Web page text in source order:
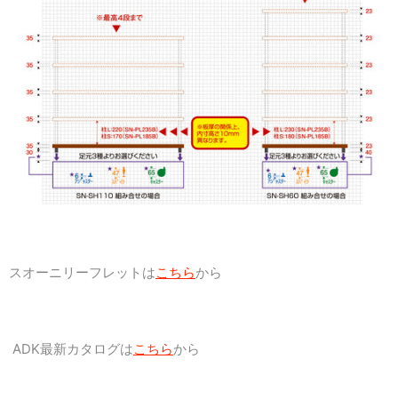
スオーニリーフレットはこちらから
ADK最新カタログはこちらから